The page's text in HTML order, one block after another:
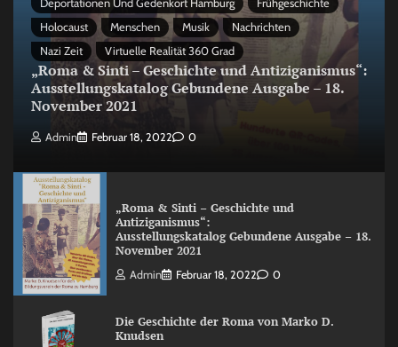
Deportationen Und Gedenkort Hamburg
Frühgeschichte
Holocaust
Menschen Musik
Nachrichten
Nazi Zeit
Virtuelle Realität 360 Grad
„Roma & Sinti – Geschichte und Antiziganismus“:
Ausstellungskatalog Gebundene Ausgabe – 18.
November 2021
Admin Februar 18, 2022 0
„Roma & Sinti – Geschichte und
Antiziganismus“:
Ausstellungskatalog Gebundene Ausgabe – 18.
November 2021
Admin Februar 18, 2022 0
Die Geschichte der Roma von Marko D.
Knudsen